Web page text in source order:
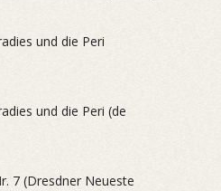
und die Peri
und die Peri (de
7 (Dresdner Neueste